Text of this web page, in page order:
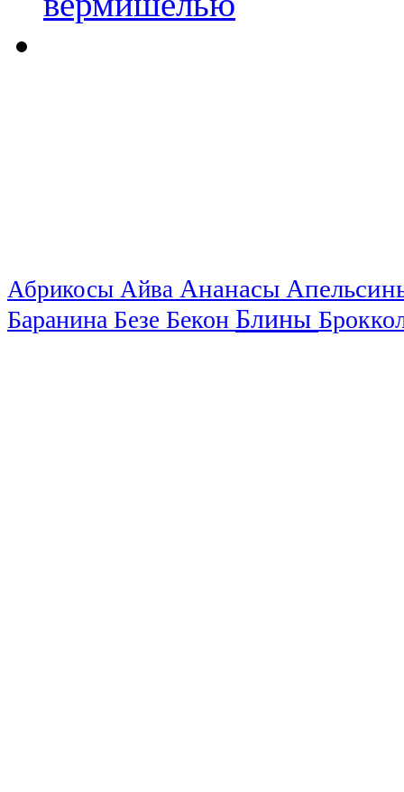
Абрикосы Айва Ананасы
Баранина Безе Бекон Блины